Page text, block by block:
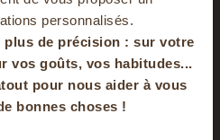
personnalisés.
plus de précision : sur votre
vos goûts, vos habitudes...
pour nous aider à vous
bonnes choses !
panier
à notre newsletter